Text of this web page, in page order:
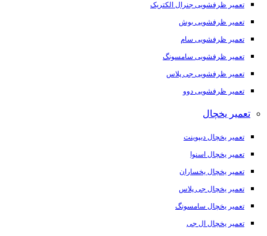
تعمیر ظرفشویی جنرال الکتریک
تعمیر ظرفشویی بوش
تعمیر ظرفشویی سام
تعمیر ظرفشویی سامسونگ
تعمیر ظرفشویی جی پلاس
تعمیر ظرفشویی دوو
تعمیر یخچال
تعمیر یخچال دیپوینت
تعمیر یخچال اسنوا
تعمیر یخچال یخساران
تعمیر یخچال جی پلاس
تعمیر یخچال سامسونگ
تعمیر یخچال ال جی